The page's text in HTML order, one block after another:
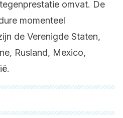
omvat. De
momenteel
de Verenigde Staten,
Rusland, Mexico,
grondig gecontroleerd door